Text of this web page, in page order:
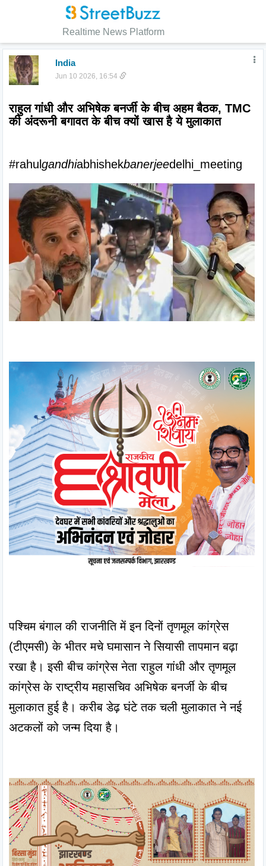
Realtime News Platform
India
Jun 10 2026, 16:54
राहुल गांधी और अभिषेक बनर्जी के बीच अहम बैठक, TMC
की अंदरूनी बगावत के बीच क्यों खास है ये मुलाकात
#rahul gandhiabhishekbanerjeedelhi_meeting
पश्चिम बंगाल की राजनीति में इन दिनों तृणमूल कांग्रेस
(टीएमसी) के भीतर मचे घमासान ने सियासी तापमान बढ़ा
रखा है। इसी बीच कांग्रेस नेता राहुल गांधी और तृणमूल
कांग्रेस के राष्ट्रीय महासचिव अभिषेक बनर्जी के बीच
मुलाकात हुई है। करीब डेढ़ घंटे तक चली मुलाकात ने नई
अटकलों को जन्म दिया है।